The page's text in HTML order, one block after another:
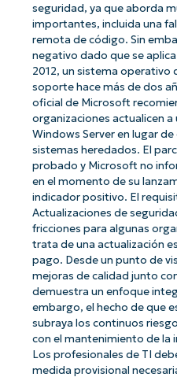
seguridad, ya que aborda
importantes, incluida una
remota de código. Sin
negativo dado que se
2012, un sistema operativo
soporte hace más de dos
oficial de Microsoft
organizaciones actualicen
Windows Server en lugar
sistemas heredados. El
probado y Microsoft no
en el momento de su
indicador positivo. El
Actualizaciones de
fricciones para algunas
trata de una actualización
pago. Desde un punto de
mejoras de calidad junto
demuestra un enfoque
embargo, el hecho de que
subraya los continuos
con el mantenimiento de la
Los profesionales de TI
medida provisional